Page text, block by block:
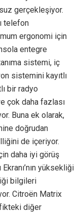
gerçekleşiyor.
telefon
ergonomi için
entegre
sistemi, iç
sistemini kayıtlı
bir radyo
çok daha fazlası
Buna ek olarak,
doğrudan
de içeriyor.
daha iyi görüş
yüksekliği
bilgileri
Citroën Matrix
diğer